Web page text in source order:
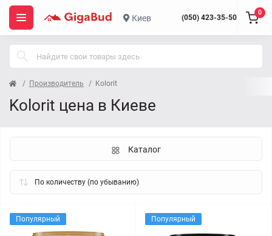
Киев (050) 423-35-50
0
Производитель Kolorit
Kolorit цена в Киеве
Каталог
Популярный Популярный